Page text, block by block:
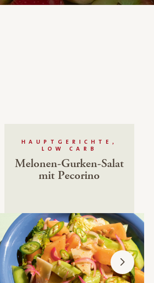
HAUPTGERICHTE,
LOW CARB
Melonen-Gurken-Salat
mit Pecorino